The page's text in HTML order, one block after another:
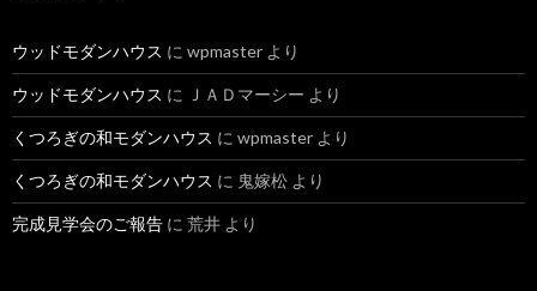
ウッドモダンハウス に wpmaster より
ウッドモダンハウス に ＪＡＤマーシー より
くつろぎの和モダンハウス に wpmaster より
くつろぎの和モダンハウス に 鬼嫁松 より
完成見学会のご報告 に 荒井 より